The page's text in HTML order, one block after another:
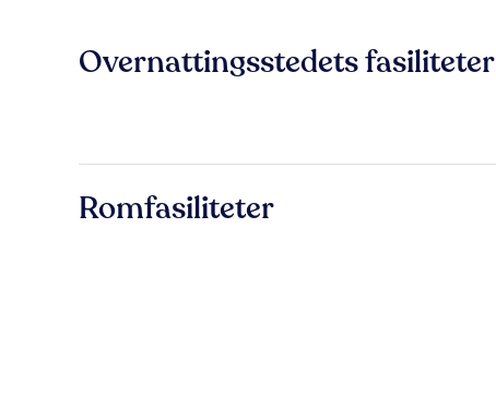
Overnattingsstedets fasiliteter
Romfasiliteter